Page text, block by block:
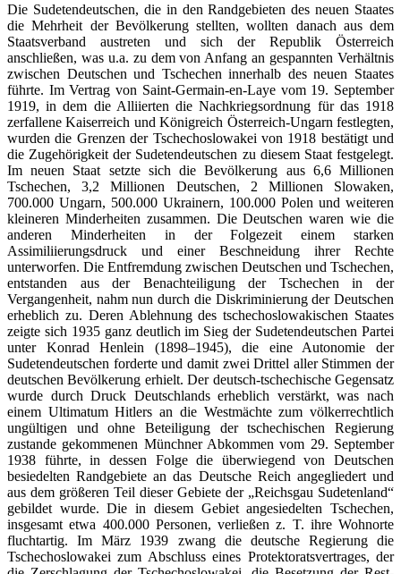
Die Sudetendeutschen, die in den Randgebieten des neuen Staates
die Mehrheit der Bevölkerung stellten, wollten danach aus dem
Staatsverband austreten und sich der Republik Österreich
anschließen, was u.a. zu dem von Anfang an gespannten Verhältnis
zwischen Deutschen und Tschechen innerhalb des neuen Staates
führte. Im Vertrag von Saint-Germain-en-Laye vom 19. September
1919, in dem die Alliierten die Nachkriegsordnung für das 1918
zerfallene Kaiserreich und Königreich Österreich-Ungarn festlegten,
wurden die Grenzen der Tschechoslowakei von 1918 bestätigt und
die Zugehörigkeit der Sudetendeutschen zu diesem Staat festgelegt.
Im neuen Staat setzte sich die Bevölkerung aus 6,6 Millionen
Tschechen, 3,2 Millionen Deutschen, 2 Millionen Slowaken,
700.000 Ungarn, 500.000 Ukrainern, 100.000 Polen und weiteren
kleineren Minderheiten zusammen. Die Deutschen waren wie die
anderen Minderheiten in der Folgezeit einem starken
Assimiliierungsdruck und einer Beschneidung ihrer Rechte
unterworfen. Die Entfremdung zwischen Deutschen und Tschechen,
entstanden aus der Benachteiligung der Tschechen in der
Vergangenheit, nahm nun durch die Diskriminierung der Deutschen
erheblich zu. Deren Ablehnung des tschechoslowakischen Staates
zeigte sich 1935 ganz deutlich im Sieg der Sudetendeutschen Partei
unter Konrad Henlein (1898–1945), die eine Autonomie der
Sudetendeutschen forderte und damit zwei Drittel aller Stimmen der
deutschen Bevölkerung erhielt. Der deutsch-tschechische Gegensatz
wurde durch Druck Deutschlands erheblich verstärkt, was nach
einem Ultimatum Hitlers an die Westmächte zum völkerrechtlich
ungültigen und ohne Beteiligung der tschechischen Regierung
zustande gekommenen Münchner Abkommen vom 29. September
1938 führte, in dessen Folge die überwiegend von Deutschen
besiedelten Randgebiete an das Deutsche Reich angegliedert und
aus dem größeren Teil dieser Gebiete der „Reichsgau Sudetenland“
gebildet wurde. Die in diesem Gebiet angesiedelten Tschechen,
insgesamt etwa 400.000 Personen, verließen z. T. ihre Wohnorte
fluchtartig. Im März 1939 zwang die deutsche Regierung die
Tschechoslowakei zum Abschluss eines Protektoratsvertrages, der